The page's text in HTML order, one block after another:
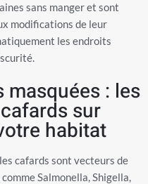
sans manger et sont
modifications de leur
les endroits
masquées : les
sur
habitat
les cafards sont vecteurs de
Salmonella, Shigella,